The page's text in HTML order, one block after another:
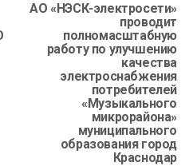
АО «НЭСК-электросети»
проводит
полномасштабную
работу по улучшению
качества
электроснабжения
потребителей
«Музыкального
микрорайона»
муниципального
образования город
Краснодар